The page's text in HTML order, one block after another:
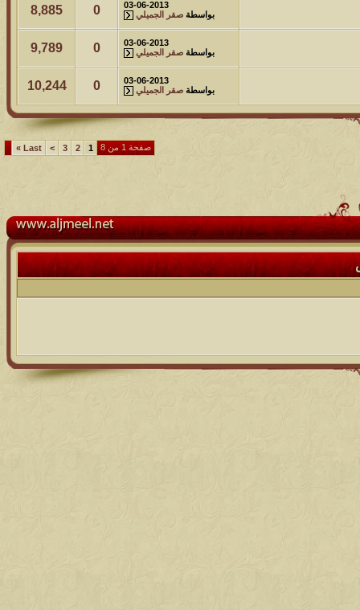
03-06-2013
بواسطة صقر الجميلي 0
8,885
03-06-2013
بواسطة صقر الجميلي 0
9,789
03-06-2013
بواسطة صقر الجميلي 0
10,244
صفحة 1 من 8 1
2
3
>
Last
»